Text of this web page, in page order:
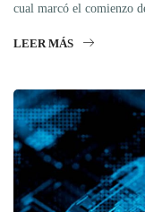
cual marcó el comienzo
LEER MÁS